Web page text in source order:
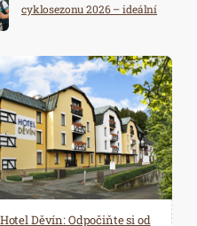
a pomáhá zbavit tělo
zvláště svými
účinky. Výborně
zjemňuje a zklidňuje
vlastnostem představuje
potížích.
cyklosezonu 2026 – ideální
Děvín: Odpočiňte si od
ráj Holice: Odpočinek a